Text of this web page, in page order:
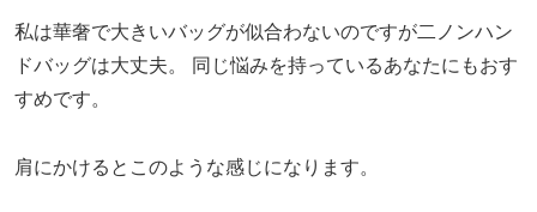
私は華奢で大きいバッグが似合わないのですが二ノンハン
ドバッグは大丈夫。
同じ悩みを持っているあなたにもおす
すめです。
肩にかけるとこのような感じになります。